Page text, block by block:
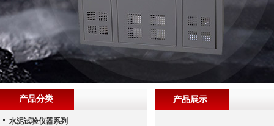
产品展示
产品分类
水泥试验仪器系列